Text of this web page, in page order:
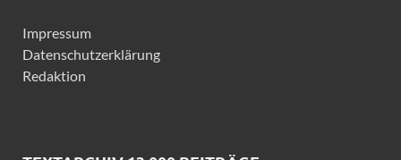
Impressum
Datenschutzerklärung
Redaktion